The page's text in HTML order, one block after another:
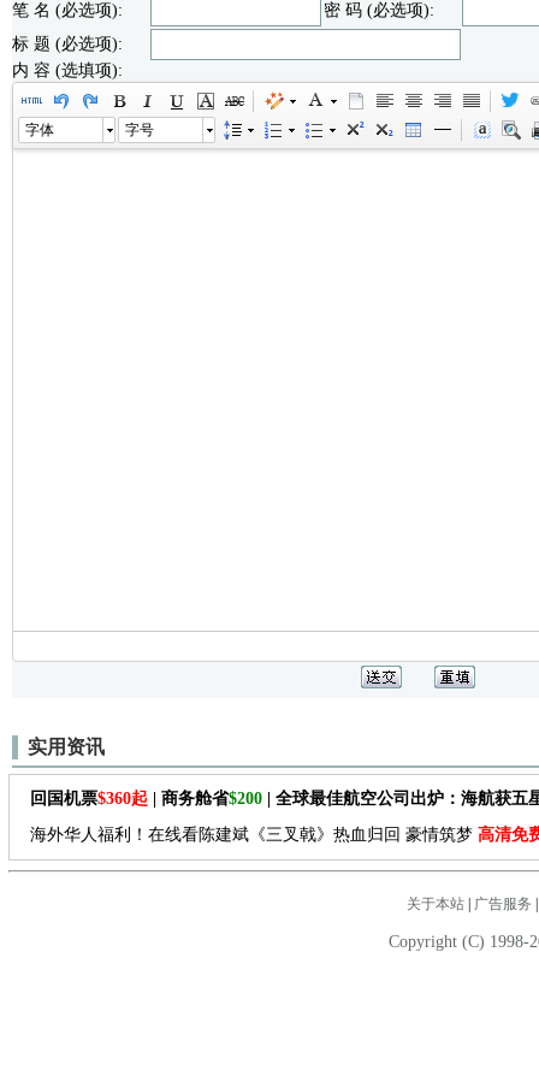
笔 名 (必选项):
密 码 (必选项):
标 题 (必选项):
内 容 (选填项):
字体 字号
实用资讯
回国机票$360起 | 商务舱省$200 | 全球最佳航空公司出炉：海航获五
海外华人福利！在线看陈建斌《三叉戟》热血归回 豪情筑梦 高清免
关于本站| 广告服务
Copyright (C) 1998-